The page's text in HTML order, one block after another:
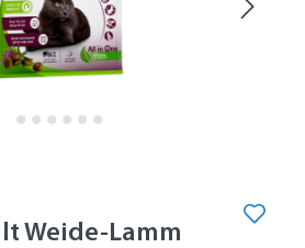
Weide-Lamm